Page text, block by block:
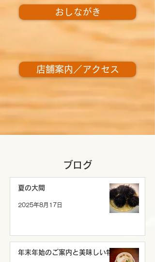
おしながき
店舗案内／アクセス
ブログ
夏の大間
2025年8月17日
年末年始のご案内と美味しい物